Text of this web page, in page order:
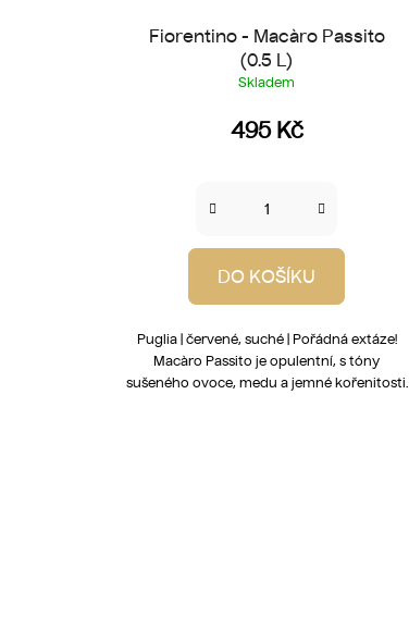
Fiorentino - Macàro Passito
(0.5 L)
Skladem
495 Kč
DO KOŠÍKU
Puglia | červené, suché | Pořádná extáze!
Macàro Passito je opulentní, s tóny
sušeného ovoce, medu a jemné kořenitosti.